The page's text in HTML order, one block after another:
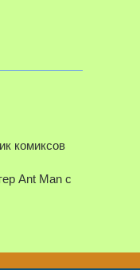
комиксов
Ant Man с